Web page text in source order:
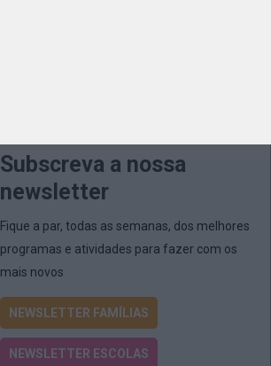
Subscreva a nossa
newsletter
Fique a par, todas as semanas, dos melhores
programas e atividades para fazer com os
mais novos
NEWSLETTER FAMÍLIAS
NEWSLETTER ESCOLAS